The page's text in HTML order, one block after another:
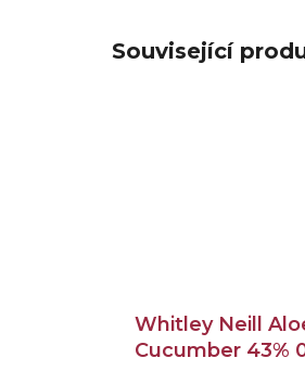
Související
Whitley Neill
Cucumber 43%